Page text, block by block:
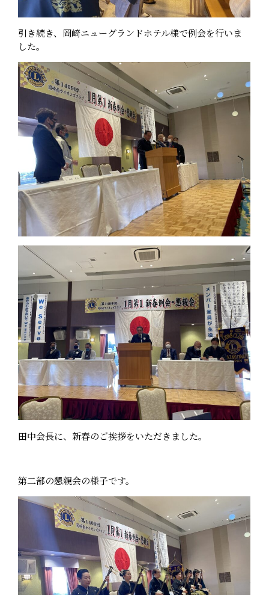
引き続き、岡崎ニューグランドホテル様で例会を行いま
した。
田中会長に、新春のご挨拶をいただきました。
第二部の懇親会の様子です。